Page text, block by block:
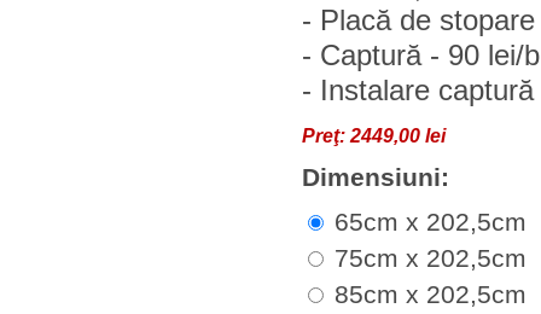
- Placă de
- Captură - 90 lei/
- Instalare
Preţ: 2449,00 lei
Dimensiuni:
65cm x 202,5cm
75cm x 202,5cm
85cm x 202,5cm